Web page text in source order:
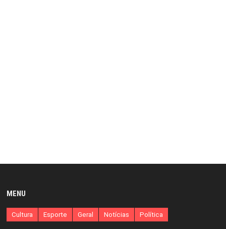
MENU
Cultura Esporte Geral Notícias Política